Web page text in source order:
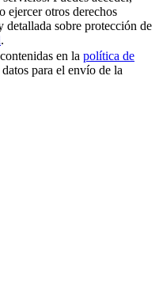
ejercer otros derechos
sobre protección de
.
en la política de
para el envío de la